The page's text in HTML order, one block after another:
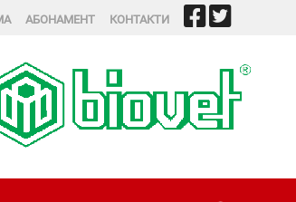
АБОНАМЕНТ КОНТАКТИ